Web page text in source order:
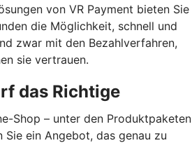
von VR Payment bieten Sie
die Möglichkeit, schnell und
zwar mit den Bezahlverfahren,
sie vertrauen.
das Richtige
Shop – unter den Produktpaketen
Sie ein Angebot, das genau zu